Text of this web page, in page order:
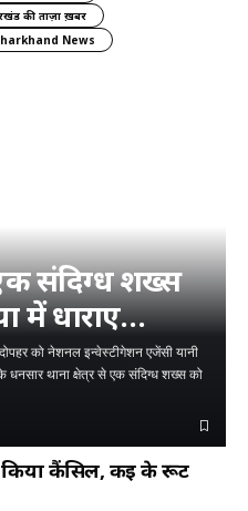
की ताज़ा ख़बर
News
संदिग्ध शख्स
में धाराए
को नेशनल इन्वेस्टीगेशन एजेंसी यानी
धनसार थाना क्षेत्र से एक संदिग्ध शख्स को
किया कैंसिल, कई के रूट